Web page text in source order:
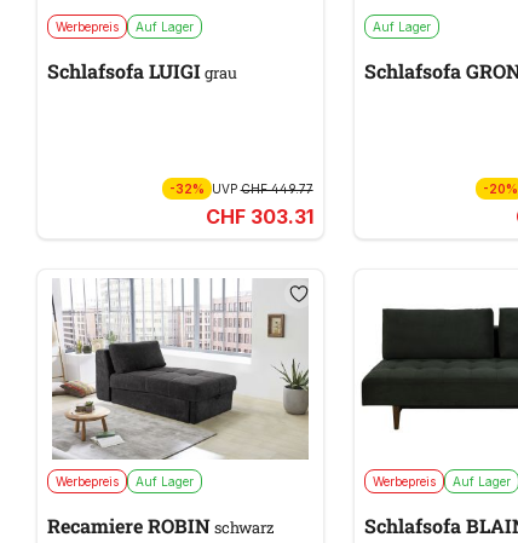
Werbepreis Auf Lager
Schlafsofa LUIGIgrau
-32% UVPCHF 449.77
CHF 303.31
Auf Lager
-20%
Werbepreis Auf Lager
Recamiere ROBINschwarz
Werbepreis Auf Lager
Schlafsofa